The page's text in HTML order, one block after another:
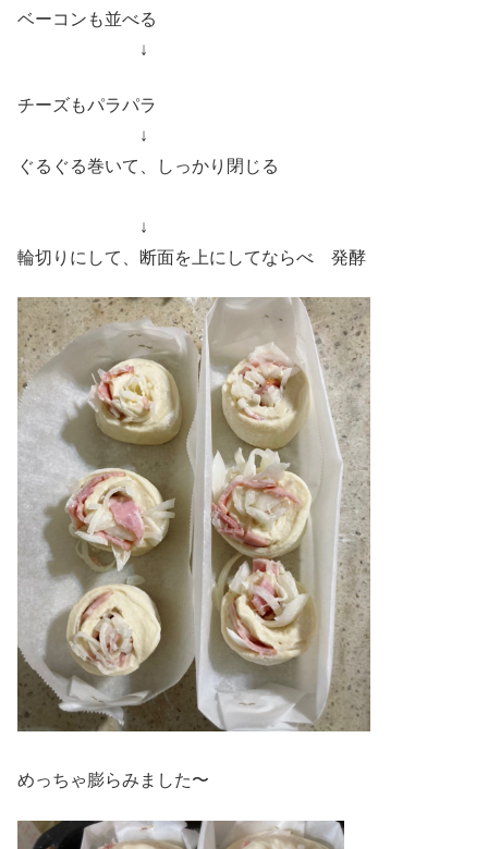
ベーコンも並べる
↓
チーズもパラパラ
↓
ぐるぐる巻いて、しっかり閉じる
↓
輪切りにして、断面を上にしてならべ 発酵
めっちゃ膨らみました〜